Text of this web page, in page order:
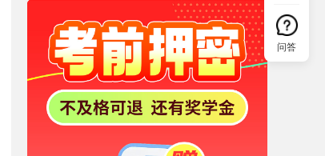
问答